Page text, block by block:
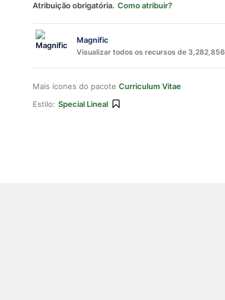
Atribuição obrigatória. Como atribuir?
Magnific
Visualizar todos os recursos de 3,282,856
Mais ícones do pacote Curriculum Vitae
Estilo: Special Lineal